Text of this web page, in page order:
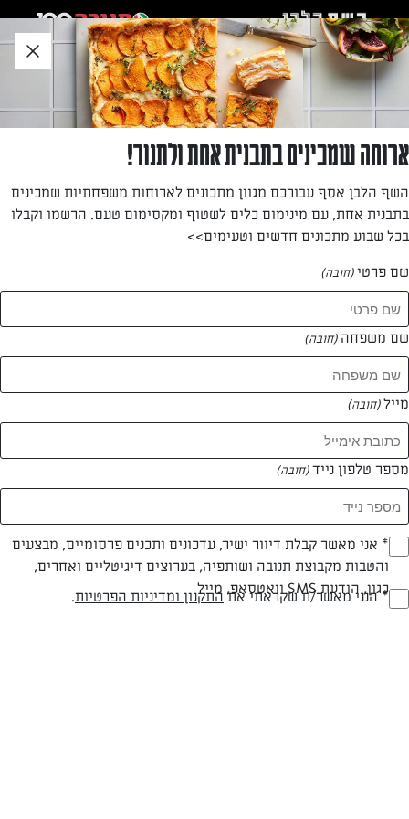
לאזור
תוכן
תחתון
שירה יצחק
—
המתכונים של שירה יצחק
0 מתכונים
המאמרים של שירה יצחק
0 מאמרים
ארוחה שמכינים בתבנית אחת ולתנור!
השף הלבן אסף עבורכם מגוון מתכונים לארוחות משפחתיות שמכינים
בתבנית אחת, עם מינימום כלים לשטוף ומקסימום טעם. הרשמו וקבלו
בכל שבוע מתכונים חדשים וטעימים>>
שם פרטי(חובה)
שם משפחה (חובה)
מייל(חובה)
מספר טלפון נייד(חובה)
(חובה)* אני מאשר קבלת דיוור ישיר, עדכונים ותכנים פרסומיים, מבצעים
והטבות מקבוצת תנובה ושותפיה, בערוצים דיגיטליים ואחרים,
כגון, הודעת SMS וואטסאפ, מייל(חובה)* הנני מאשר/ת שקראתי את התקנון ומדיניות הפרטיות.